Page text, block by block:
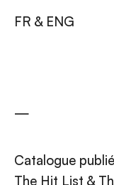
FR & ENG
—
Catalogue
The Hit List &